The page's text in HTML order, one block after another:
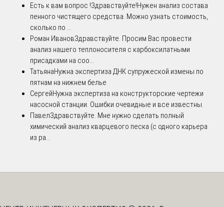
Есть к вам вопрос !Здравствуйте!Нужен анализ состава
пенного чистящего средства. Можно узнать стоимость,
сколько по ...
Роман ИвановЗдравствуйте. Просим Вас провести
анализ нашего теплоносителя с карбоксилатными
присадками на соо...
ТатьянаНужна экспертиза ДНК супружеской измены по
пятнам на нижнем белье
СергейНужна экспертиза на конструкторские чертежи
насосной станции. Ошибки очевидные и все известны.
ПавелЗдравствуйте. Мне нужно сделать полный
химический анализ кварцевого песка (с одного карьера
из ра...